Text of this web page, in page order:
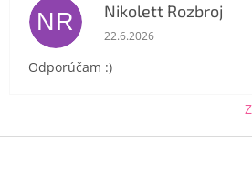
NR Nikolett Rozbroj
Hodnotenie obchodu je
22.6.2026
Odporúčam :)